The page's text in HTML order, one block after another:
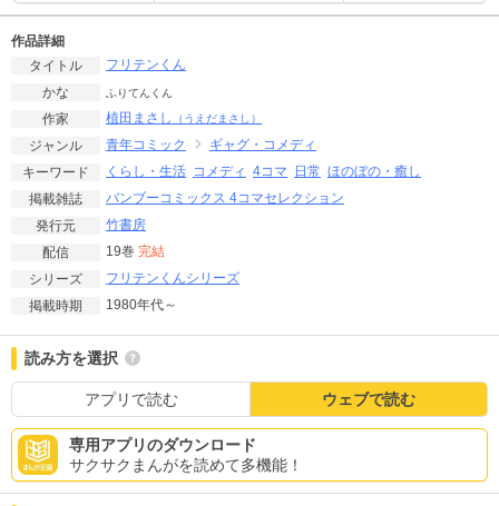
作品詳細
タイトル
フリテンくん
かな
ふりてんくん
作家 植田まさし （うえだまさし）
ジャンル 青年コミック
ギャグ・コメディ
キーワード
くらし・生活 コメディ 4コマ 日常 ほのぼの・癒し
掲載雑誌
バンブーコミックス 4コマセレクション
発行元
竹書房
配信
19巻 完結
シリーズ
フリテンくんシリーズ
掲載時期
1980年代～
読み方を選択
アプリで読む ウェブで読む
専用アプリのダウンロード
サクサクまんがを読めて多機能！